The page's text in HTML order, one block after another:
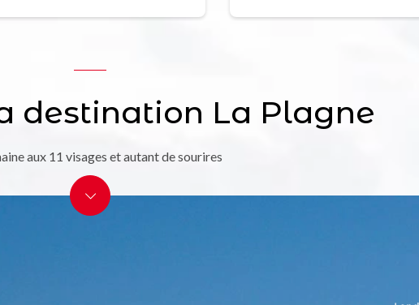
destination La Plagne
aux 11 visages et autant de sourires